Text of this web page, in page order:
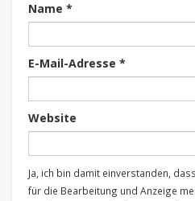
Name *
E-Mail-Adresse *
Website
Ja, ich bin damit einverstanden,
für die Bearbeitung und Anzeige